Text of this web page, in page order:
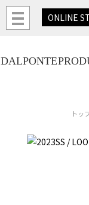
ONLINE
DALPONTE
トッ